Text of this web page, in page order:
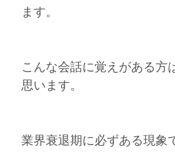
ます。
こんな会話に覚えがある方
思います。
業界衰退期に必ずある現象